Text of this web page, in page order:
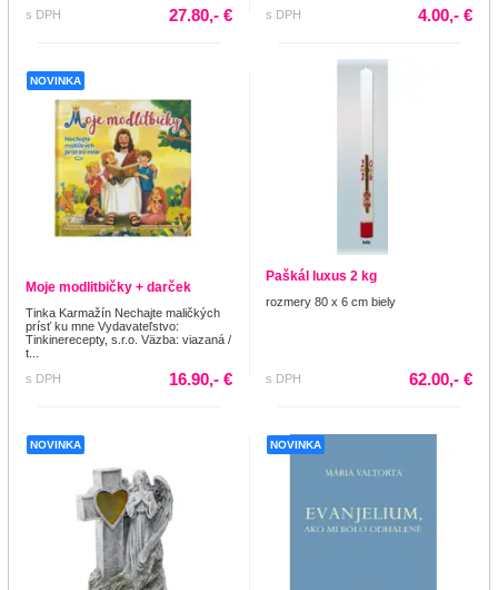
s DPH 27.80,- €
s DPH
4.00,- €
NOVINKA
Moje modlitbičky + darček
Tinka Karmažín Nechajte maličkých
prísť ku mne Vydavateľstvo:
Tinkinerecepty, s.r.o. Väzba: viazaná /
t...
s DPH
16.90,- €
Paškál luxus 2 kg
rozmery 80 x 6 cm biely
s DPH 62.00,- €
NOVINKA NOVINKA